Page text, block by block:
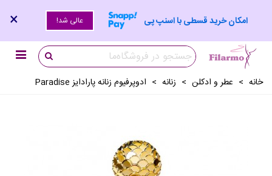
امکان خرید قسطی با اسنپ پی عالی شد! ×
خانه > عطر و ادکلن > زنانه > ادوپرفیوم زنانه پارادایز Paradise